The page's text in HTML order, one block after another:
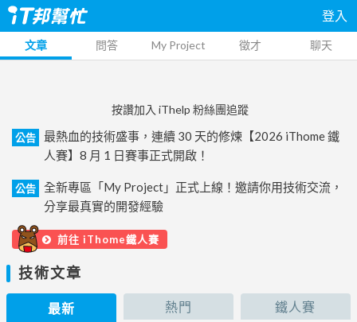
登入
文章 問答 My Project 徵才 聊天
按讚加入 iThelp 粉絲團追蹤
公告
最熱血的技術盛事，連續 30 天的修煉【2026 iThome 鐵
人賽】8 月 1 日賽事正式開啟！
公告
全新專區「My Project」正式上線！邀請你用技術交流，
分享最真實的開發經驗
前往 iThome鐵人賽
技術文章
最新 熱門 鐵人賽